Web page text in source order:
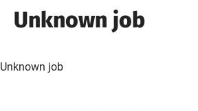
Unknown job
Unknown job